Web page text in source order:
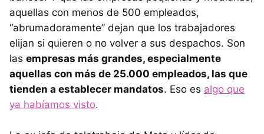
aquellas con menos de 500 empleados,
“abrumadoramente” dejan que los trabajadores
elijan si quieren o no volver a sus despachos. Son
las empresas más grandes, especialmente
aquellas con más de 25.000 empleados, las que
tienden a establecer mandatos. Eso es algo que
ya habíamos visto.